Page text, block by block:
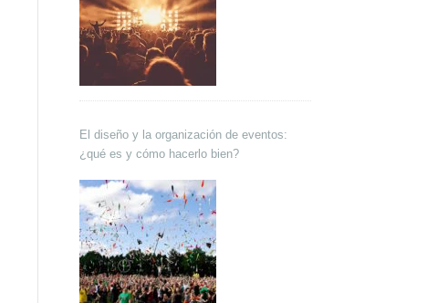
El diseño y la organización de eventos:
¿qué es y cómo hacerlo bien?